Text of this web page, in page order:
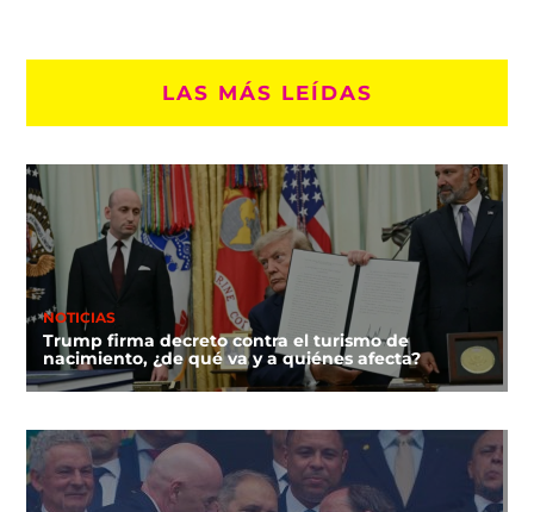
LAS MÁS LEÍDAS
NOTICIAS
Trump firma decreto contra el turismo de
nacimiento, ¿de qué va y a quiénes afecta?